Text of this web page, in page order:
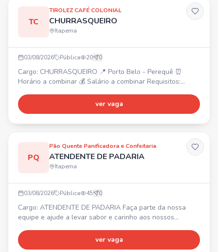
TC
TIROLEZ CAFÉ COLONIAL
CHURRASQUEIRO
Itapema
03/08/2026 Pública 20 0
Cargo: CHURRASQUEIRO 📍 Porto Belo - Perequê ⏰
Horário a combinar 💰 Salário a combinar Requisitos:
carnes Agilidade e organização Comprometimento e
trabalho em equipe
ver vaga
PQ
Pão Quente Panificadora e Confeitaria
ATENDENTE DE PADARIA
Itapema
03/08/2026 Pública 45 0
Cargo: ATENDENTE DE PADARIA Faça parte da nossa
equipe e ajude a levar sabor e carinho aos nossos
(fechamento) 💰 SALÁRIO: A COMBINAR ✅ REQUISITO:
Experiência com padaria (será um diferencial!)
ver vaga